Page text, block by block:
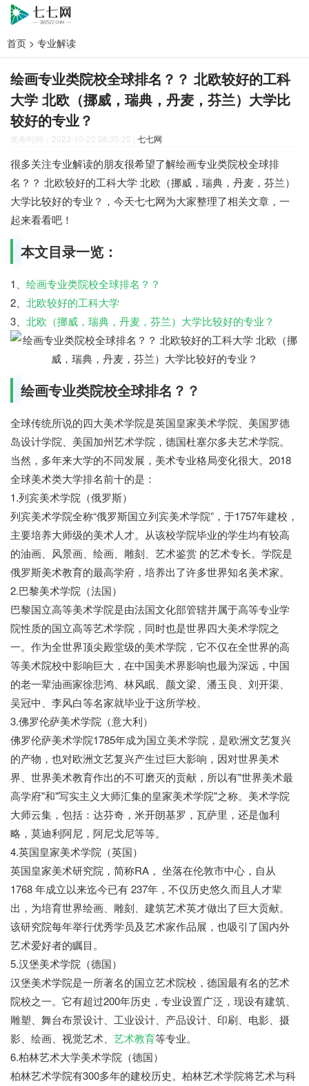
首页 > 专业解读
绘画专业类院校全球排名？？ 北欧较好的工科
大学 北欧（挪威，瑞典，丹麦，芬兰）大学比
较好的专业？
发布时间：2023-10-22 08:35:25 | 七七网
很多关注专业解读的朋友很希望了解绘画专业类院校全球排
名？？ 北欧较好的工科大学 北欧（挪威，瑞典，丹麦，芬兰）
大学比较好的专业？，今天七七网为大家整理了相关文章，一
起来看看吧！
本文目录一览：
1、 绘画专业类院校全球排名？？
2、 北欧较好的工科大学
3、 北欧（挪威，瑞典，丹麦，芬兰）大学比较好的专业？
绘画专业类院校全球排名？？
全球传统所说的四大美术学院是英国皇家美术学院、美国罗德
岛设计学院、美国加州艺术学院，德国杜塞尔多夫艺术学院。
当然，多年来大学的不同发展，美术专业格局变化很大。2018
全球美术类大学排名前十的是：
1.列宾美术学院（俄罗斯）
列宾美术学院全称“俄罗斯国立列宾美术学院”，于1757年建校，
主要培养大师级的美术人才。从该校学院毕业的学生均有较高
的油画、风景画、绘画、雕刻、艺术鉴赏 的艺术专长。学院是
俄罗斯美术教育的最高学府，培养出了许多世界知名美术家。
2.巴黎美术学院（法国）
巴黎国立高等美术学院是由法国文化部管辖并属于高等专业学
院性质的国立高等艺术学院，同时也是世界四大美术学院之
一。作为全世界顶尖殿堂级的美术学院，它不仅在全世界的高
等美术院校中影响巨大，在中国美术界影响也最为深远，中国
的老一辈油画家徐悲鸿、林风眠、颜文梁、潘玉良、刘开渠、
吴冠中、李风白等名家就毕业于这所学校。
3.佛罗伦萨美术学院（意大利）
佛罗伦萨美术学院1785年成为国立美术学院，是欧洲文艺复兴
的产物，也对欧洲文艺复兴产生过巨大影响，因对世界美术
界、世界美术教育作出的不可磨灭的贡献，所以有"世界美术最
高学府"和"写实主义大师汇集的皇家美术学院"之称。美术学院
大师云集，包括：达芬奇，米开朗基罗，瓦萨里，还是伽利
略，莫迪利阿尼，阿尼戈尼等等。
4.英国皇家美术学院（英国）
英国皇家美术研究院，简称RA， 坐落在伦敦市中心，自从
1768 年成立以来迄今已有 237年，不仅历史悠久而且人才辈
出，为培育世界绘画、雕刻、建筑艺术英才做出了巨大贡献。
该研究院每年举行优秀学员及艺术家作品展，也吸引了国内外
艺术爱好者的瞩目。
5.汉堡美术学院（德国）
汉堡美术学院是一所著名的国立艺术院校，德国最有名的艺术
院校之一。它有超过200年历史，专业设置广泛，现设有建筑、
雕塑、舞台布景设计、工业设计、产品设计、印刷、电影、摄
影、绘画、视觉艺术、 艺术教育等专业。
6.柏林艺术大学美术学院（德国）
柏林艺术学院有300多年的建校历史。柏林艺术学院将艺术与科